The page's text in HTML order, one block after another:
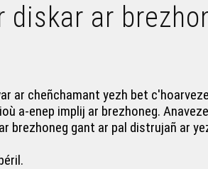
ar
ar cheñchamant yezh bet
a-enep implij ar brezhoneg.
brezhoneg gant ar pal distrujañ ar